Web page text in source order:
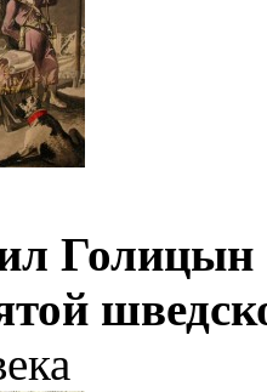
Голицын